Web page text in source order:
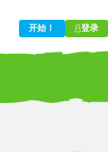
开始！ 登录